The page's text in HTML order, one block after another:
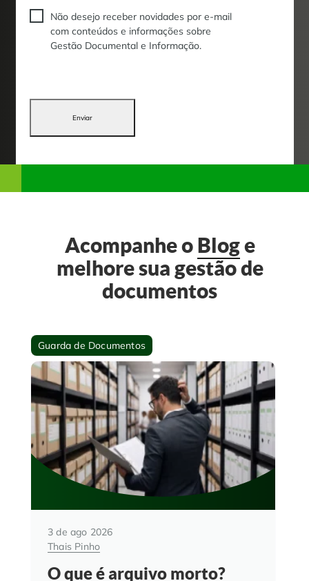
Não desejo receber novidades por e-mail
com conteúdos e informações sobre
Gestão Documental e Informação.
Enviar
Acompanhe o Bloge
melhore sua gestão de
documentos
Guarda de Documentos
3 de ago 2026
Thais Pinho
O que é arquivo morto?